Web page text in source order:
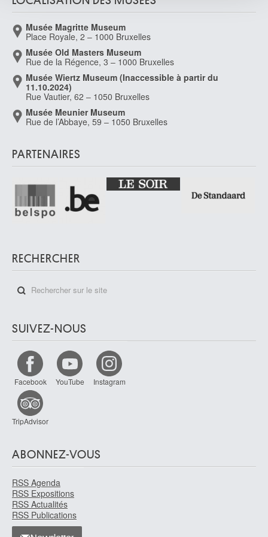
ou qu'ils ont collectées lors de votre utilisation de leurs
services.
Musée Magritte Museum
Place Royale, 2 – 1000 Bruxelles
Musée Old Masters Museum
Rue de la Régence, 3 – 1000 Bruxelles
Musée Wiertz Museum (Inaccessible à partir du
11.10.2024)
Rue Vautier, 62 – 1050 Bruxelles
Musée Meunier Museum
Rue de l’Abbaye, 59 – 1050 Bruxelles
PARTENAIRES
RECHERCHER
SUIVEZ-NOUS
Facebook YouTube Instagram
TripAdvisor
ABONNEZ-VOUS
RSS Agenda
RSS Expositions
RSS Actualités
RSS Publications